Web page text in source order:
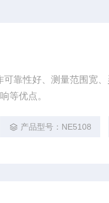
靠性好、测量范围宽
等优点。
产品型号：NE5108